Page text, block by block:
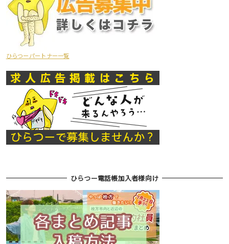
ひらつーパートナー一覧
ひらつー電話帳加入者様向け